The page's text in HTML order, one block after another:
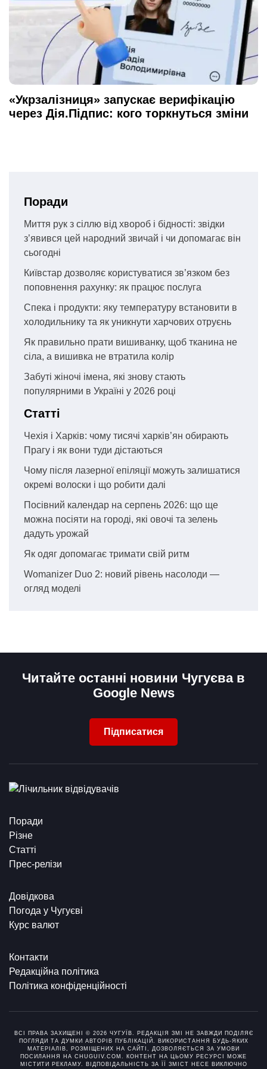
«Укрзалізниця» запускає верифікацію
через Дія.Підпис: кого торкнуться зміни
Поради
Миття рук з сіллю від хвороб і бідності: звідки
з’явився цей народний звичай і чи допомагає він
сьогодні
Київстар дозволяє користуватися зв’язком без
поповнення рахунку: як працює послуга
Спека і продукти: яку температуру встановити в
холодильнику та як уникнути харчових отруєнь
Як правильно прати вишиванку, щоб тканина не
сіла, а вишивка не втратила колір
Забуті жіночі імена, які знову стають
популярними в Україні у 2026 році
Статті
Чехія і Харків: чому тисячі харків’ян обирають
Прагу і як вони туди дістаються
Чому після лазерної епіляції можуть залишатися
окремі волоски і що робити далі
Посівний календар на серпень 2026: що ще
можна посіяти на городі, які овочі та зелень
дадуть урожай
Як одяг допомагає тримати свій ритм
Womanizer Duo 2: новий рівень насолоди —
огляд моделі
Читайте останні новини Чугуєва в
Google News
Підписатися
Поради
Різне
Статті
Прес-релізи
Довідкова
Погода у Чугуєві
Курс валют
Контакти
Редакційна політика
Політика конфіденційності
ВСІ ПРАВА ЗАХИЩЕНІ © 2026 ЧУГУЇВ. РЕДАКЦІЯ ЗМІ НЕ ЗАВЖДИ ПОДІЛЯЄ
ПОГЛЯДИ ТА ДУМКИ АВТОРІВ ПУБЛІКАЦІЙ. ВИКОРИСТАННЯ БУДЬ-ЯКИХ
МАТЕРІАЛІВ, РОЗМІЩЕНИХ НА САЙТІ, ДОЗВОЛЯЄТЬСЯ ЗА УМОВИ
ПОСИЛАННЯ НА CHUGUIV.COM. КОНТЕНТ НА ЦЬОМУ РЕСУРСІ МОЖЕ
МІСТИТИ РЕКЛАМУ. ВІДПОВІДАЛЬНІСТЬ ЗА ЇЇ ЗМІСТ НЕСЕ ВИКЛЮЧНО